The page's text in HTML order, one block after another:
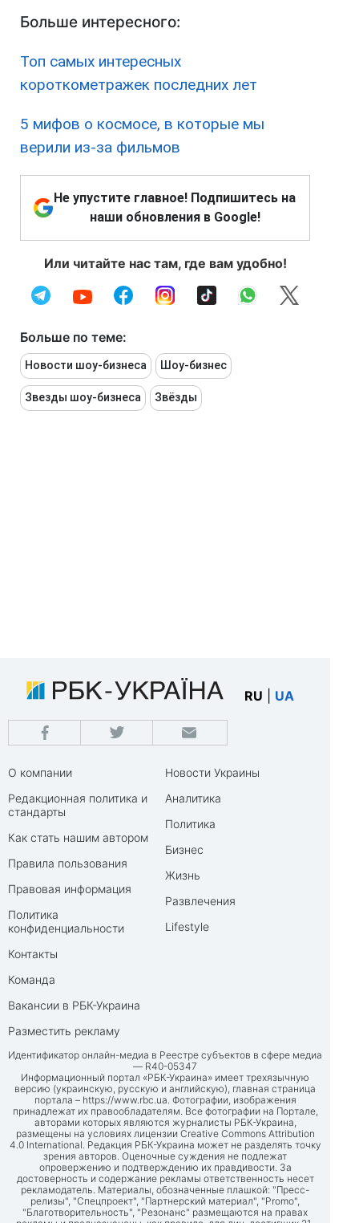
Больше интересного:
Топ самых интересных
короткометражек последних лет
5 мифов о космосе, в которые мы
верили из-за фильмов
Не упустите главное! Подпишитесь на
наши обновления в Google!
Или читайте нас там, где вам удобно!
Больше по теме:
Новости шоу-бизнеса Шоу-бизнес
Звезды шоу-бизнеса Звёзды
RU UA
О компании
Редакционная политика и
стандарты
Как стать нашим автором
Правила пользования
Правовая информация
Политика
конфиденциальности
Контакты
Команда
Вакансии в РБК-Украина
Разместить рекламу
Новости Украины
Аналитика
Политика
Бизнес
Жизнь
Развлечения
Lifestyle
Идентификатор онлайн-медиа в Реестре субъектов в сфере медиа
— R40-05347
Информационный портал «РБК-Украина» имеет трехязычную
версию (украинскую, русскую и английскую), главная страница
портала – https://www.rbc.ua. Фотографии, изображения
принадлежат их правообладателям. Все фотографии на Портале,
авторами которых являются журналисты РБК-Украина,
размещены на условиях лицензии Creative Commons Attribution
4.0 International. Редакция РБК-Украина может не разделять точку
зрения авторов. Оценочные суждения не подлежат
опровержению и подтверждению их правдивости. За
достоверность и содержание рекламы ответственность несет
рекламодатель. Материалы, обозначенные плашкой: "Пресс-
релизы", "Спецпроект", "Партнерский материал", "Promo",
"Благотворительность", "Резонанс" размещаются на правах